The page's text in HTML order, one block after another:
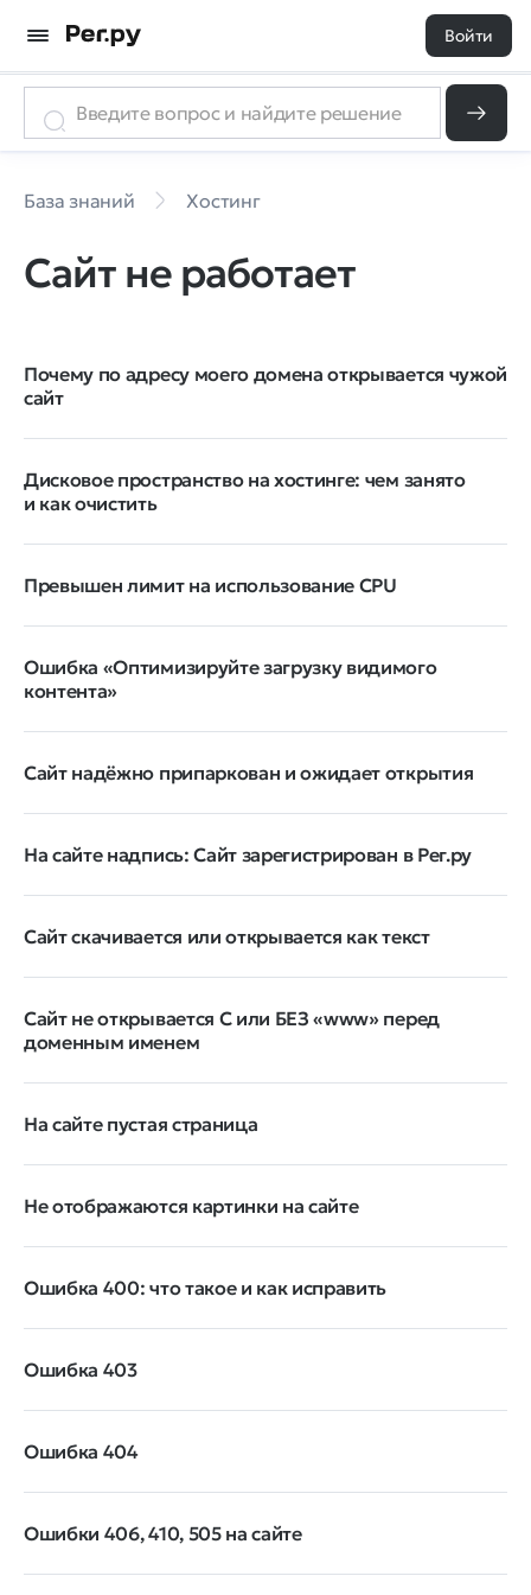
Войти
База знаний Хостинг
Сайт не работает
Почему по адресу моего домена открывается чужой
сайт
Дисковое пространство на хостинге: чем занято
и как очистить
Превышен лимит на использование CPU
Ошибка «Оптимизируйте загрузку видимого
контента»
Сайт надёжно припаркован и ожидает открытия
На сайте надпись: Сайт зарегистрирован в Рег.ру
Сайт скачивается или открывается как текст
Сайт не открывается С или БЕЗ «www» перед
доменным именем
На сайте пустая страница
Не отображаются картинки на сайте
Ошибка 400: что такое и как исправить
Ошибка 403
Ошибка 404
Ошибки 406, 410, 505 на сайте